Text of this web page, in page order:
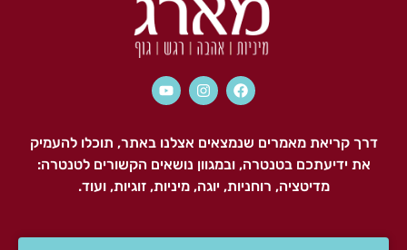
דרך קריאת מאמרים שנמצאים אצלנו באתר, תוכלו להעמיק
את ידיעתכם בטנטרה, ובמגוון נושאים הקשורים לטנטרה:
מדיטציה, רוחניות, יוגה, מיניות, זוגיות, ועוד.